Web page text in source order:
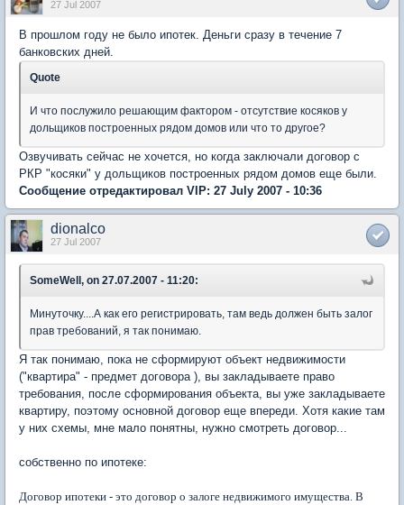
27 Jul 2007
В прошлом году не было ипотек. Деньги сразу в течение 7
банковских дней.
Quote
И что послужило решающим фактором - отсутствие косяков у
дольщиков построенных рядом домов или что то другое?
Озвучивать сейчас не хочется, но когда заключали договор с
РКР "косяки" у дольщиков построенных рядом домов еще были.
Сообщение отредактировал VIP: 27 July 2007 - 10:36
dionalco
27 Jul 2007
SomeWell, on 27.07.2007 - 11:20:
Минуточку....А как его регистрировать, там ведь должен быть залог
прав требований, я так понимаю.
Я так понимаю, пока не сформируют объект недвижимости
("квартира" - предмет договора ), вы закладываете право
требования, после сформирования объекта, вы уже закладываете
квартиру, поэтому основной договор еще впереди. Хотя какие там
у них схемы, мне мало понятны, нужно смотреть договор...
собственно по ипотеке:
Договор ипотеки - это договор о залоге недвижимого имущества. В